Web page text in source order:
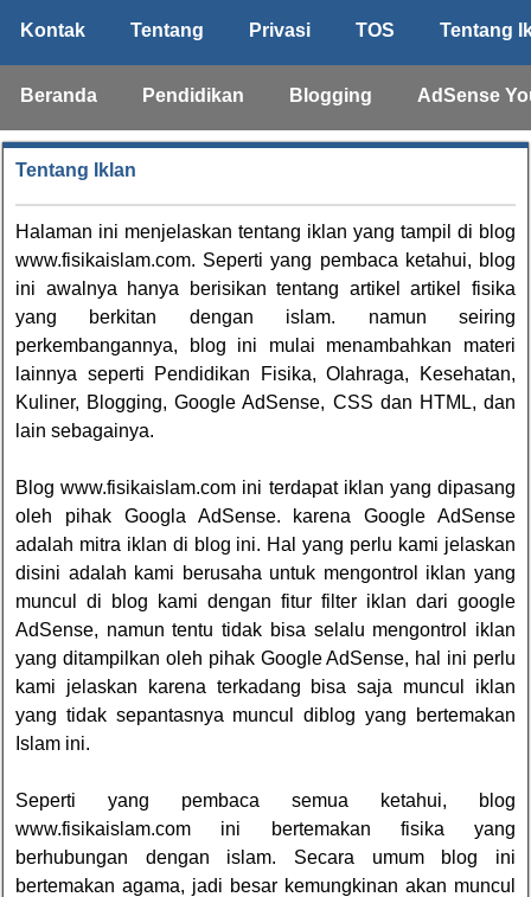
Kontak Tentang Privasi TOS Tentang
Beranda Pendidikan Blogging AdSense
Tentang Iklan
Halaman ini menjelaskan tentang iklan yang tampil di blog
www.fisikaislam.com. Seperti yang pembaca ketahui, blog
ini awalnya hanya berisikan tentang artikel artikel fisika
yang berkitan dengan islam. namun seiring
perkembangannya, blog ini mulai menambahkan materi
lainnya seperti Pendidikan Fisika, Olahraga, Kesehatan,
Kuliner, Blogging, Google AdSense, CSS dan HTML, dan
lain sebagainya.
Blog www.fisikaislam.com ini terdapat iklan yang dipasang
oleh pihak Googla AdSense. karena Google AdSense
adalah mitra iklan di blog ini. Hal yang perlu kami jelaskan
disini adalah kami berusaha untuk mengontrol iklan yang
muncul di blog kami dengan fitur filter iklan dari google
AdSense, namun tentu tidak bisa selalu mengontrol iklan
yang ditampilkan oleh pihak Google AdSense, hal ini perlu
kami jelaskan karena terkadang bisa saja muncul iklan
yang tidak sepantasnya muncul diblog yang bertemakan
Islam ini.
Seperti yang pembaca semua ketahui, blog
www.fisikaislam.com ini bertemakan fisika yang
berhubungan dengan islam. Secara umum blog ini
bertemakan agama, jadi besar kemungkinan akan muncul